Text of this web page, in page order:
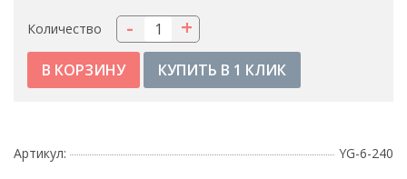
Количество +
-
КУПИТЬ В 1 КЛИК
Артикул: YG-6-240